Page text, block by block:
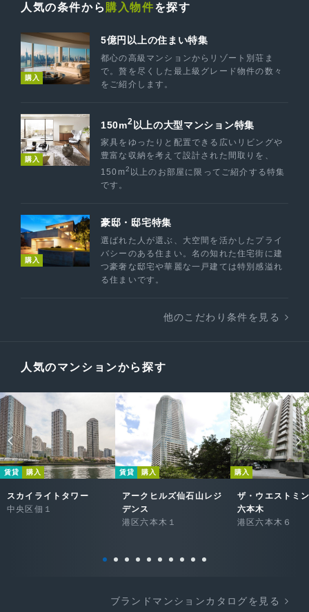
人気の条件から 購入物件を探す
購入
5億円以上の住まい特集
都心の高級マンションからリゾート別荘ま
で。贅を尽くした最上級グレード物件の数々
をご紹介します。
購入
150m2 以上の大型マンション特集
家具をゆったりと配置できる広いリビングや
豊富な収納を考えて設計された間取りを、
150m2 以上のお部屋に限ってご紹介する特集
です。
購入
豪邸・邸宅特集
選ばれた人が選ぶ、大空間を活かしたプライ
バシーのある住まい。名の知れた住宅街に建
つ豪奢な邸宅や華麗な一戸建ては特別感溢れ
る住まいです。
他のこだわり条件を見る
人気のマンションから探す
賃貸 購入
スカイライトタワー
中央区佃１
賃貸 購入
アークヒルズ仙石山レジ
デンス
港区六本木１
購入
ザ・ウエストミ
六本木
港区六本木６
ブランドマンションカタログを見る